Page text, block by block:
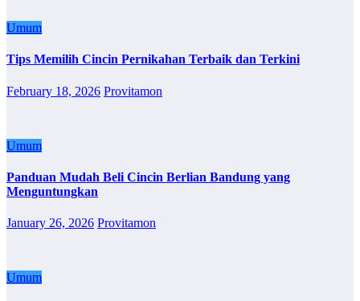
Umum
Tips Memilih Cincin Pernikahan Terbaik dan Terkini
February 18, 2026 Provitamon
Umum
Panduan Mudah Beli Cincin Berlian Bandung yang
Menguntungkan
January 26, 2026 Provitamon
Umum